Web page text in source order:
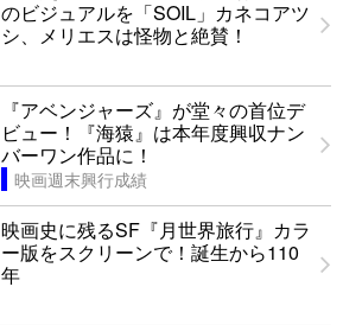
のビジュアルを「SOIL」カネコアツ
シ、メリエスは怪物と絶賛！
『アベンジャーズ』が堂々の首位デ
ビュー！『海猿』は本年度興収ナン
バーワン作品に！
映画週末興行成績
映画史に残るSF『月世界旅行』カラ
ー版をスクリーンで！誕生から110
年